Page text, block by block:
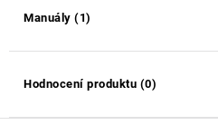
Manuály (1)
Hodnocení produktu (0)